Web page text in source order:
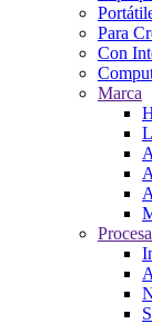
Para
Con
Marca